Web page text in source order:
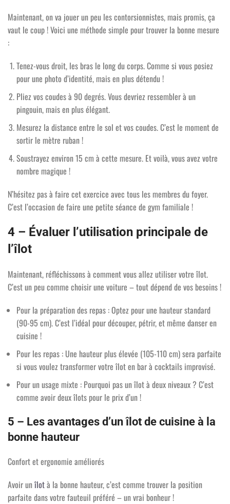
Maintenant, on va jouer un peu les contorsionnistes, mais promis, ça
vaut le coup ! Voici une méthode simple pour trouver la bonne mesure
:
Tenez-vous droit, les bras le long du corps. Comme si vous posiez
pour une photo d’identité, mais en plus détendu !
Pliez vos coudes à 90 degrés. Vous devriez ressembler à un
pingouin, mais en plus élégant.
Mesurez la distance entre le sol et vos coudes. C’est le moment de
sortir le mètre ruban !
Soustrayez environ 15 cm à cette mesure. Et voilà, vous avez votre
nombre magique !
N’hésitez pas à faire cet exercice avec tous les membres du foyer.
C’est l’occasion de faire une petite séance de gym familiale !
4 – Évaluer l’utilisation principale de
l’îlot
Maintenant, réfléchissons à comment vous allez utiliser votre îlot.
C’est un peu comme choisir une voiture – tout dépend de vos besoins !
Pour la préparation des repas : Optez pour une hauteur standard
(90-95 cm). C’est l’idéal pour découper, pétrir, et même danser en
cuisine !
Pour les repas : Une hauteur plus élevée (105-110 cm) sera parfaite
si vous voulez transformer votre îlot en bar à cocktails improvisé.
Pour un usage mixte : Pourquoi pas un îlot à deux niveaux ? C’est
comme avoir deux îlots pour le prix d’un !
5 – Les avantages d’un îlot de cuisine à la
bonne hauteur
Confort et ergonomie améliorés
Avoir unîlotà la bonne hauteur, c’est comme trouver la position
parfaite dans votre fauteuil préféré – un vrai bonheur !